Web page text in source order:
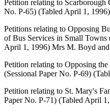
Petition relating to Scarborough
No. P-65) (Tabled April 1,
Petitions relating to Opposing
of Bus Services in Small Towns
April 1, 1996) Mrs M. Boyd
Petition relating to Opposing
(Sessional Paper No. P-69)
Petition relating to St. Mary's
Paper No. P-71) (Tabled April